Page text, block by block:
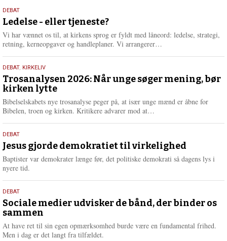
e
r
e
10.
juni
2026
DEBAT
Ledelse - eller tjeneste?
Vi har vænnet os til, at kirkens sprog er fyldt med låneord: ledelse, strategi,
retning, kerneopgaver og handleplaner. Vi arrangerer…
e
2.
juni
2026
DEBAT, KIRKELIV
Trosanalysen 2026: Når unge søger mening, bør
kirken lytte
Bibelselskabets nye trosanalyse peger på, at især unge mænd er åbne for
Bibelen, troen og kirken. Kritikere advarer mod at…
e
r
e
18.
maj
2026
DEBAT
Jesus gjorde demokratiet til virkelighed
Baptister var demokrater længe før, det politiske demokrati så dagens lys i
nyere tid.
18.
maj
2026
DEBAT
Sociale medier udvisker de bånd, der binder os
sammen
At have ret til sin egen opmærksomhed burde være en fundamental frihed.
Men i dag er det langt fra tilfældet.